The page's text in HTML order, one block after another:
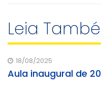
Leia
18/08/2025
Aula inaugural de